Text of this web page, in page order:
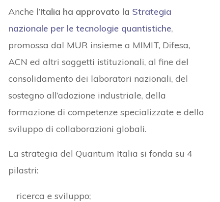
Anche l’Italia ha approvato la Strategia
nazionale per le tecnologie quantistiche,
promossa dal MUR insieme a MIMIT, Difesa,
ACN ed altri soggetti istituzionali, al fine del
consolidamento dei laboratori nazionali, del
sostegno all’adozione industriale, della
formazione di competenze specializzate e dello
sviluppo di collaborazioni globali.
La strategia del Quantum Italia si fonda su 4
pilastri:
ricerca e sviluppo;